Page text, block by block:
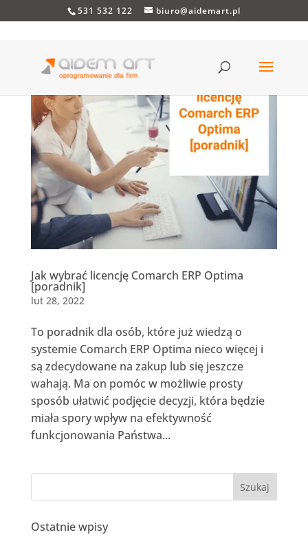
531 532 122 biuro@aidemart.pl
Jak wybrać licencję Comarch ERP Optima
[poradnik]
lut 28, 2022
To poradnik dla osób, które już wiedzą o
systemie Comarch ERP Optima nieco więcej i
są zdecydowane na zakup lub się jeszcze
wahają. Ma on pomóc w możliwie prosty
sposób ułatwić podjęcie decyzji, która będzie
miała spory wpływ na efektywność
funkcjonowania Państwa...
Ostatnie wpisy